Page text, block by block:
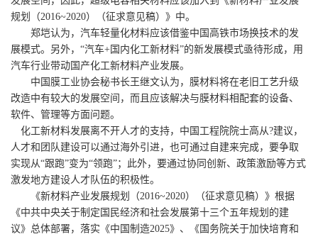
规划（2016~2020）（征求意见稿）》中。
郑垲认为，汽车轻量化材料应该借鉴中国高铁市场换技术的发
展模式。另外，“汽车+国内化工新材料”的新发展模式亟待形成，用
汽车行业带动国产化工新材料产业发展。
中国膜工业协会秘书长王继文认为，膜材料将在老旧工艺升级
改造中有较大的发展空间，而且应该解决与膜材料相配套的设备、
软件、管理等方面问题。
化工新材料发展离不开人才的支持，中国工程院院士高从?建议，
人才和团队建设可以通过海外引进，也可通过自建来完成，要争取
实现从“跟跑”变为“领跑”；此外，要通过协同创新、政策激励等方式
激发地方建设人才队伍的积极性。
《新材料产业发展规划（2016~2020）（征求意见稿）》根据
《中共中央关于制定国民经济和社会发展第十三个五年规划的建
议》总体部署，落实《中国制造2025》、《国务院关于加快培育和